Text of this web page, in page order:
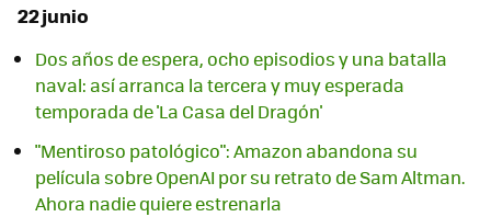
22 junio
Dos años de espera, ocho episodios y una batalla
naval: así arranca la tercera y muy esperada
temporada de 'La Casa del Dragón'
"Mentiroso patológico": Amazon abandona su
película sobre OpenAI por su retrato de Sam Altman.
Ahora nadie quiere estrenarla